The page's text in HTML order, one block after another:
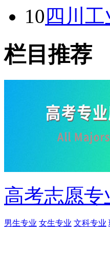
10四川
栏目推荐
高考志愿专
男生专业 女生专业 文科专业